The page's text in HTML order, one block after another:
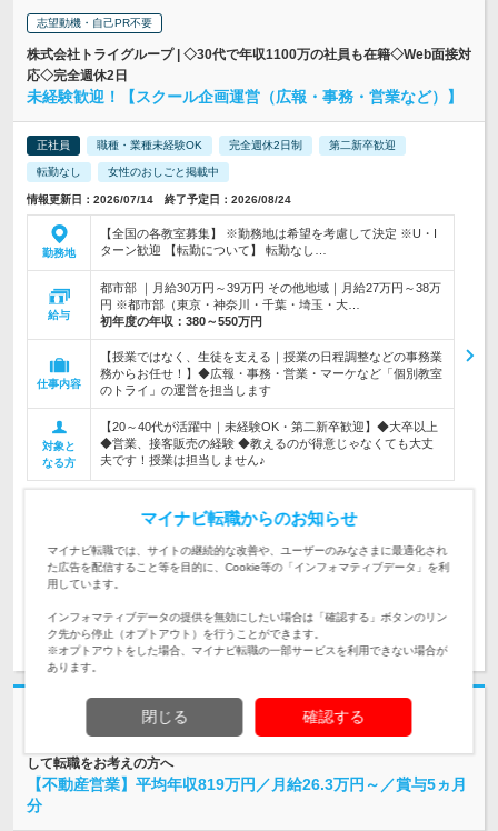
志望動機・自己PR不要
株式会社トライグループ | ◇30代で年収1100万の社員も在籍◇Web面接対
応◇完全週休2日
未経験歓迎！【スクール企画運営（広報・事務・営業など）】
正社員 職種・業種未経験OK 完全週休2日制 第二新卒歓迎
転勤なし 女性のおしごと掲載中
情報更新日：2026/07/14 終了予定日：2026/08/24
勤務地
【全国の各教室募集】 ※勤務地は希望を考慮して決定 ※U・I
ターン歓迎 【転勤について】 転勤なし…
給与
都市部 ｜月給30万円～39万円 その他地域｜月給27万円～38万
円 ※都市部（東京・神奈川・千葉・埼玉・大…
初年度の年収： 380～550万円
仕事内容
【授業ではなく、生徒を支える｜授業の日程調整などの事務業
務からお任せ！】◆広報・事務・営業・マーケなど「個別教室
のトライ」の運営を担当します
対象と
なる方
【20～40代が活躍中｜未経験OK・第二新卒歓迎】◆大卒以上
◆営業、接客販売の経験 ◆教えるのが得意じゃなくても大丈
夫です！授業は担当しません♪
設立：1987年1月／従業員数：1,546人／本社所在
求人詳細を見る 気になる
志望動機・自己PR不要
して転職をお考えの方へ
【不動産営業】平均年収819万円／月給26.3万円～／賞与5ヵ月
分
マイナビ転職からのお知らせ
マイナビ転職では、サイトの継続的な改善や、ユーザーのみなさまに最適化され
た広告を配信すること等を目的に、Cookie等の「インフォマティブデータ」を利
用しています。
インフォマティブデータの提供を無効にしたい場合は「確認する」ボタンのリン
ク先から停止（オプトアウト）を行うことができます。
※オプトアウトをした場合、マイナビ転職の一部サービスを利用できない場合が
あります。
閉じる 確認する